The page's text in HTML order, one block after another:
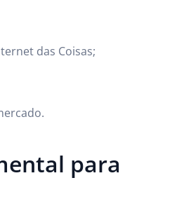
das Coisas;
para